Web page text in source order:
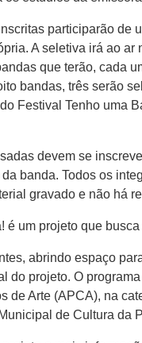
participarão de
A seletiva irá ao
que terão, cada
bandas, três serão
Festival Tenho uma
devem se
banda. Todos os
gravado e não há
é um projeto que
abrindo espaço
do projeto. O
de Arte (APCA), na
de Cultura da